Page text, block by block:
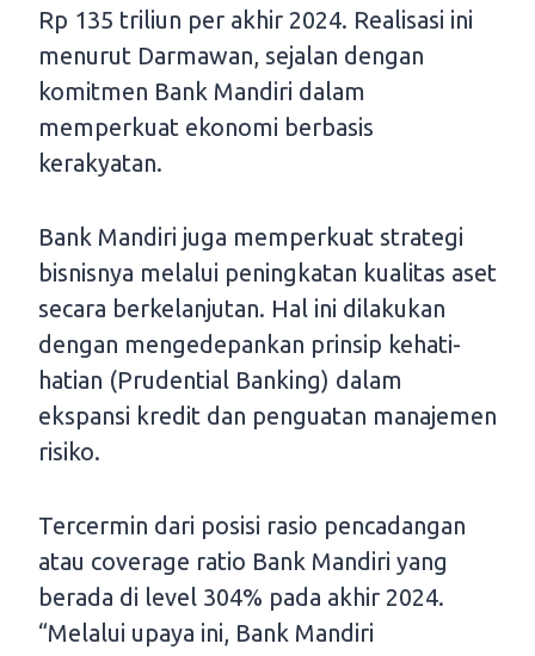
Rp 135 triliun per akhir 2024. Realisasi ini
menurut Darmawan, sejalan dengan
komitmen Bank Mandiri dalam
memperkuat ekonomi berbasis
kerakyatan.
Bank Mandiri juga memperkuat strategi
bisnisnya melalui peningkatan kualitas aset
secara berkelanjutan. Hal ini dilakukan
dengan mengedepankan prinsip kehati-
hatian (Prudential Banking) dalam
ekspansi kredit dan penguatan manajemen
risiko.
Tercermin dari posisi rasio pencadangan
atau coverage ratio Bank Mandiri yang
berada di level 304% pada akhir 2024.
“Melalui upaya ini, Bank Mandiri